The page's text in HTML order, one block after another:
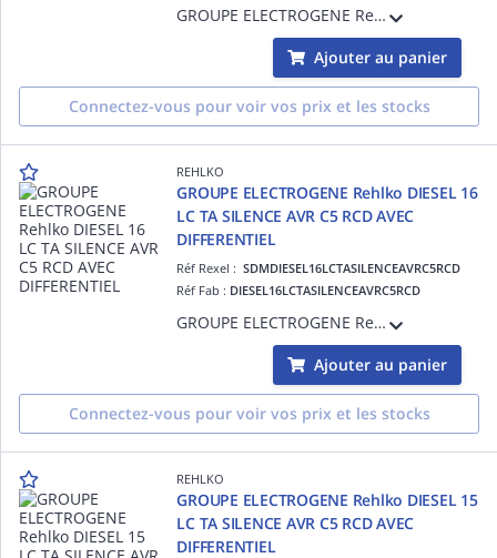
GROUPE ELECTROGENE Rehlko TECHNIC 15000TA AVR C5
Ajouter au panier
Connectez-vous pour voir vos prix et les stocks
REHLKO
GROUPE ELECTROGENE Rehlko DIESEL 16
LC TA SILENCE AVR C5 RCD AVEC
DIFFERENTIEL
Réf Rexel :SDMDIESEL16LCTASILENCEAVRC5RCD
Réf Fab : DIESEL16LCTASILENCEAVRC5RCD
GROUPE ELECTROGENE Rehlko DIESEL 16 LC TA SILENCE AVR C5 RCD AVEC DIFFERENTIEL
Ajouter au panier
Connectez-vous pour voir vos prix et les stocks
REHLKO
GROUPE ELECTROGENE Rehlko DIESEL 15
LC TA SILENCE AVR C5 RCD AVEC
DIFFERENTIEL